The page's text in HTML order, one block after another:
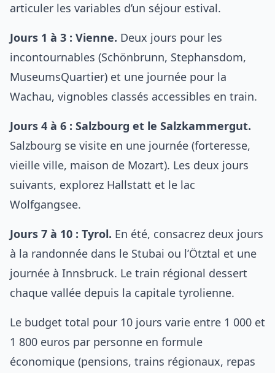
articuler les variables d’un séjour estival.
Jours 1 à 3 : Vienne. Deux jours pour les
incontournables (Schönbrunn, Stephansdom,
MuseumsQuartier) et une journée pour la
Wachau, vignobles classés accessibles en train.
Jours 4 à 6 : Salzbourg et le Salzkammergut.
Salzbourg se visite en une journée (forteresse,
vieille ville, maison de Mozart). Les deux jours
suivants, explorez Hallstatt et le lac
Wolfgangsee.
Jours 7 à 10 : Tyrol. En été, consacrez deux jours
à la randonnée dans le Stubai ou l’Ötztal et une
journée à Innsbruck. Le train régional dessert
chaque vallée depuis la capitale tyrolienne.
Le budget total pour 10 jours varie entre 1 000 et
1 800 euros par personne en formule
économique (pensions, trains régionaux, repas